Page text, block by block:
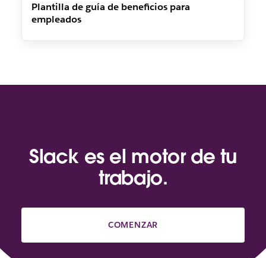
Plantilla de guía de beneficios para
empleados
Slack es el motor de tu
trabajo.
COMENZAR